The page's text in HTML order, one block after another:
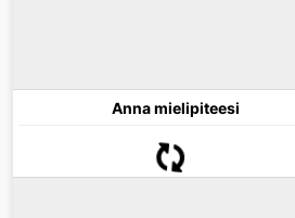
Anna mielipiteesi